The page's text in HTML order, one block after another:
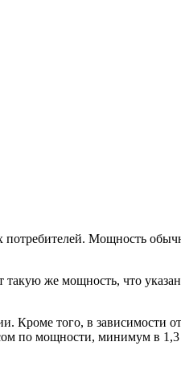
потребителей. Мощность
же мощность, что
Кроме того, в зависимости
по мощности, минимум в 1,3